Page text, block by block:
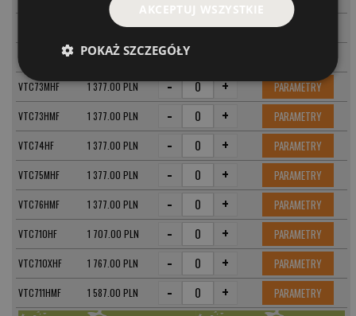
1 317.00 PLN - + PARAMETRY
VTC73HXF 1 377.00 PLN -
VTC73MHF 1 377.00 PLN - + PARAMETRY
VTC73HMF 1 377.00 PLN - + PARAMETRY
VTC74HF 1 377.00 PLN - + PARAMETRY
VTC75MHF 1 377.00 PLN - + PARAMETRY
VTC76HMF 1 377.00 PLN - + PARAMETRY
VTC710HF 1 707.00 PLN - + PARAMETRY
VTC710XHF 1 767.00 PLN - + PARAMETRY
VTC711HMF 1 587.00 PLN - + PARAMETRY
AKCEPTUJ WSZYSTKIE
POKAŻ SZCZEGÓŁY